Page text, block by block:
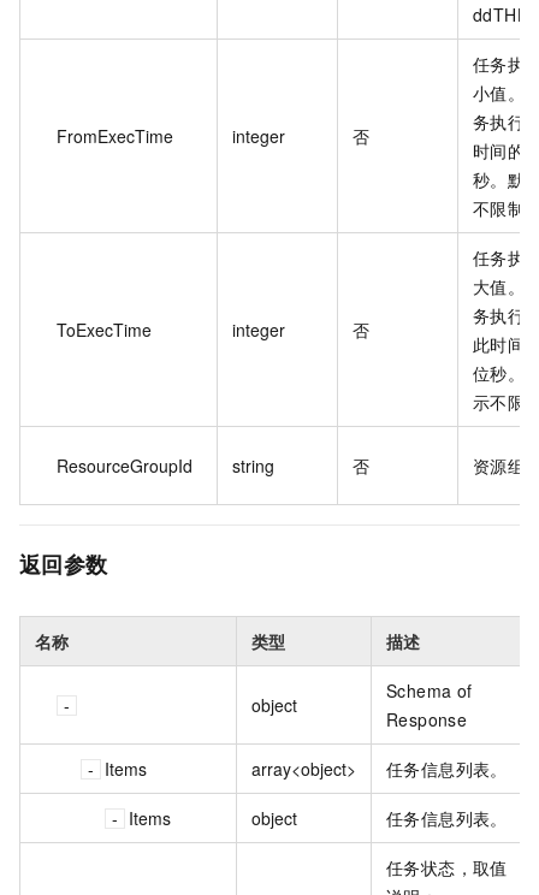
FromExecTime integer 否
任务执
小值。
务执行
时间的
秒。默
不限制
ToExecTime integer 否
任务执
大值。
务执行
此时间
位秒。
示不限
ResourceGroupId string 否 资源组
返回参数
名称 类型 描述
object
Schema of
Response
Items array<object> 任务信息列表。
Items object 任务信息列表。
任务状态，取值